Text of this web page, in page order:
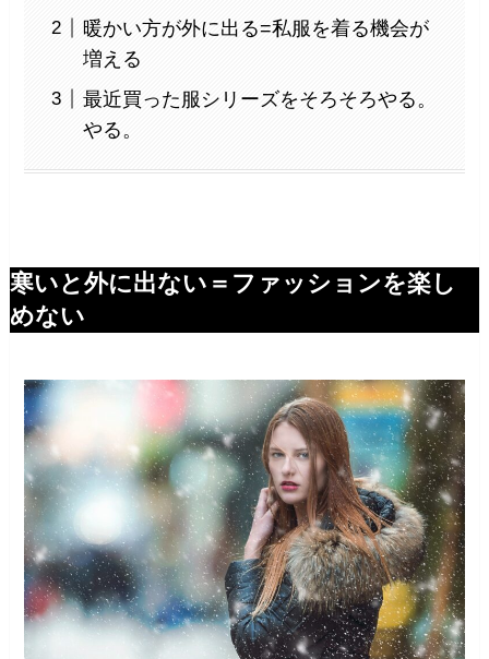
暖かい方が外に出る=私服を着る機会が
増える
最近買った服シリーズをそろそろやる。
やる。
寒いと外に出ない＝ファッションを楽し
めない